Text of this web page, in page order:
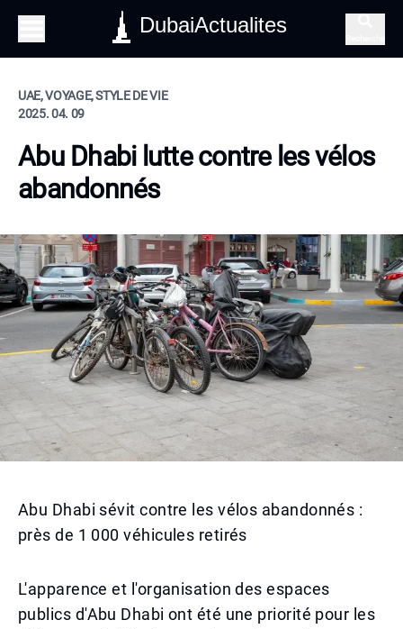
DubaiActualites
UAE, VOYAGE, STYLE DE VIE
2025. 04. 09
Abu Dhabi lutte contre les vélos
abandonnés
Abu Dhabi sévit contre les vélos abandonnés :
près de 1 000 véhicules retirés
L'apparence et l'organisation des espaces
publics d'Abu Dhabi ont été une priorité pour les